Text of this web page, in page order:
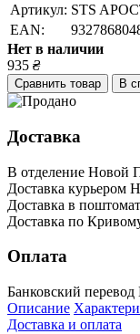
Артикул: STS
EAN:
Нет в наличии
935 ₴
Сравнить товар В
Доставка
В отделение Новой
Доставка курьером
Доставка в
Доставка по
Оплата
Банковский перевод
Описание
Доставка и оплата